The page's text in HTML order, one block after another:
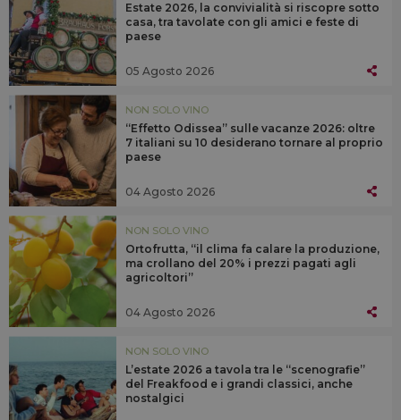
Estate 2026, la convivialità si riscopre sotto
casa, tra tavolate con gli amici e feste di
paese
05 Agosto 2026
NON SOLO VINO
“Effetto Odissea” sulle vacanze 2026: oltre
7 italiani su 10 desiderano tornare al proprio
paese
04 Agosto 2026
NON SOLO VINO
Ortofrutta, “il clima fa calare la produzione,
ma crollano del 20% i prezzi pagati agli
agricoltori”
04 Agosto 2026
NON SOLO VINO
L’estate 2026 a tavola tra le “scenografie”
del Freakfood e i grandi classici, anche
nostalgici